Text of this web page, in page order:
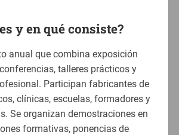
y en qué consiste?
anual que combina exposición
talleres prácticos y
Participan fabricantes de
clínicas, escuelas, formadores y
Se organizan demostraciones en
formativas, ponencias de